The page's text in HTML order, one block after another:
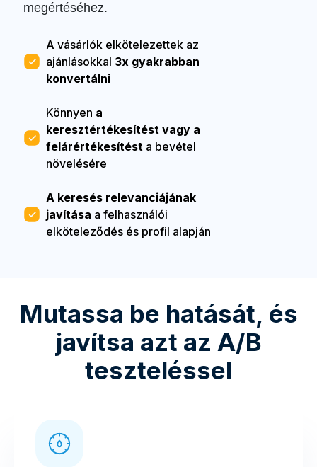
megértéséhez.
A vásárlók elkötelezettek az
ajánlásokkal 3x gyakrabban
konvertálni
Könnyen a
keresztértékesítést vagy a
felárértékesítést a bevétel
növelésére
A keresés relevanciájának
javítása a felhasználói
elköteleződés és profil alapján
Mutassa be hatását, és
javítsa azt az A/B
teszteléssel